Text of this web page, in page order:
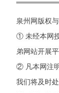
泉州网版权
① 未经本网
弟网站开展平
② 凡本网注
我们将及时处